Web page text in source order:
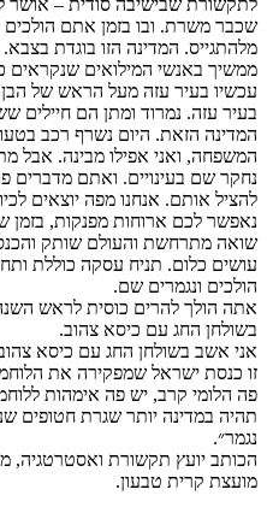
לתקשורת שבישיבה סודית – אושר
שכבר משרת. ובו בזמן אתם הולכים
ממשיך באנשי המילואים שנקראים
עכשיו בעיר עזה מעל הראש של
בעיר עזה. נמרוד ומתן הם חיילים
המדינה הזאת. היום נשרף רכב
המשפחה, ואני אפילו מבינה. אבל
נחקר שם בעינויים. ואתם
להציל אותם. אנחנו מפה יוצאים
נאפשר לכם ארוחות מפנקות, בזמן
שואה מתרחשת והעולם שותק
עושים כלום. תניח עסקה כוללת
הולכים ונגמרים שם.
אתה הולך להרים כוסית לראש
בשולחן החג עם כיסא צהוב.
אני אשב בשולחן החג עם כיסא
זו כנסת ישראל שמפקירה את
פה הלומי קרב, יש פה אימהות
תהיה במדינה יותר שגרת חטופים
נגמר״.
הכותב יועץ תקשורת ואסטרטגיה,
מועצת קרית טבעון.